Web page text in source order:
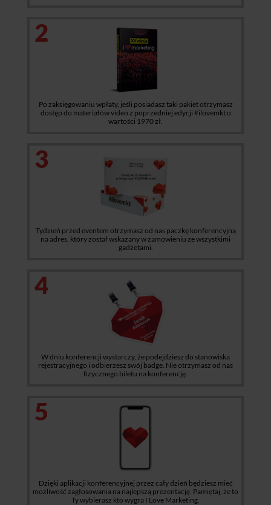
2
Po zaksięgowaniu wpłaty, jeśli posiadasz taki pakiet otrzymasz
dostęp do materiałów video z poprzedniej edycji #ilovemkt o
wartości 1970 zł.
3
Tydzień przed eventem otrzymasz od nas paczkę konferencyjną
na adres, który został wskazany w zamówieniu ze wszystkimi
gadżetami.
4
W dniu konferencji wystarczy, że podejdziesz do stanowiska
rejestracyjnego i odbierzesz swój badge. Nie otrzymasz od nas
fizycznego biletu na konferencję.
5
Dzięki aplikacji konferencyjnej przez cały dzień będziesz mieć
możliwość zagłosowania na najlepszą prezentację. Pamiętaj, że to
Ty wybierasz kto wygra I Love Marketing.